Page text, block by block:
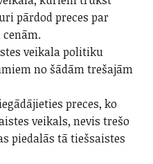
pārdod preces par
veikala politiku
no šādām trešajām
preces, ko
veikals, nevis trešo
piedalās tā tiešsaistes